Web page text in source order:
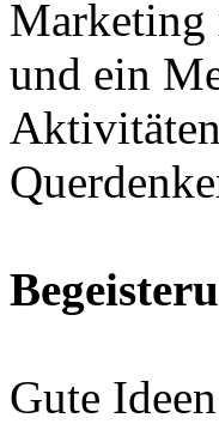
Marketing
und ein
Gute